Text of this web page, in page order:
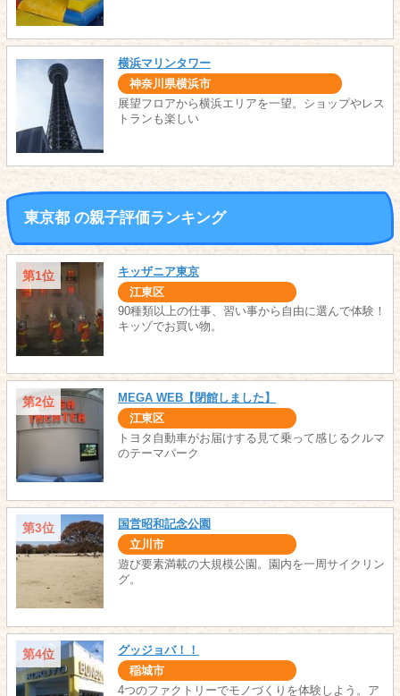
横浜マリンタワー
神奈川県横浜市
展望フロアから横浜エリアを一望。ショップやレス
トランも楽しい
東京都 の親子評価ランキング
第1位 キッザニア東京
江東区
90種類以上の仕事、習い事から自由に選んで体験！
キッゾでお買い物。
第2位 MEGA WEB【閉館しました】
江東区
トヨタ自動車がお届けする見て乗って感じるクルマ
のテーマパーク
第3位 国営昭和記念公園
立川市
遊び要素満載の大規模公園。園内を一周サイクリン
グ。
第4位 グッジョバ！！
稲城市
4つのファクトリーでモノづくりを体験しよう。ア